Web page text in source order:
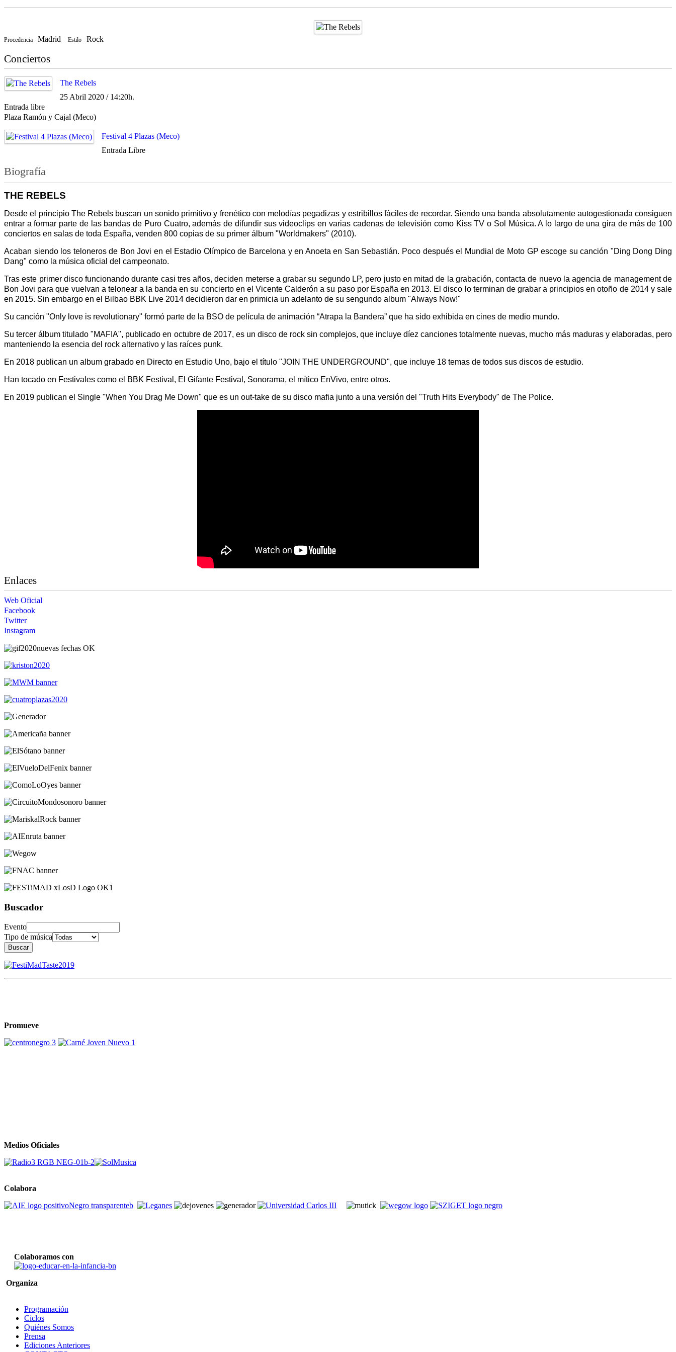
Procedencia Madrid Estilo Rock
Conciertos
The Rebels
25 Abril 2020 / 14:20h.
Entrada libre
Plaza Ramón y Cajal (Meco)
Festival 4 Plazas (Meco)
Entrada Libre
Biografía
THE REBELS
Desde el principio The Rebels buscan un sonido primitivo y frenético con melodías pegadizas y estribillos fáciles de recordar. Siendo una banda absolutamente autogestionada consiguen
entrar a formar parte de las bandas de Puro Cuatro, además de difundir sus videoclips en varias cadenas de televisión como Kiss TV o Sol Música. A lo largo de una gira de más de 100
conciertos en salas de toda España, venden 800 copias de su primer álbum "Worldmakers" (2010).
Acaban siendo los teloneros de Bon Jovi en el Estadio Olímpico de Barcelona y en Anoeta en San Sebastián. Poco después el Mundial de Moto GP escoge su canción "Ding Dong Ding
Dang" como la música oficial del campeonato.
Tras este primer disco funcionando durante casi tres años, deciden meterse a grabar su segundo LP, pero justo en mitad de la grabación, contacta de nuevo la agencia de management de
Bon Jovi para que vuelvan a telonear a la banda en su concierto en el Vicente Calderón a su paso por España en 2013. El disco lo terminan de grabar a principios en otoño de 2014 y sale
en 2015. Sin embargo en el Bilbao BBK Live 2014 decidieron dar en primicia un adelanto de su sengundo album "Always Now!"
Su canción "Only love is revolutionary" formó parte de la BSO de película de animación “Atrapa la Bandera” que ha sido exhibida en cines de medio mundo.
Su tercer álbum titulado "MAFIA", publicado en octubre de 2017, es un disco de rock sin complejos, que incluye díez canciones totalmente nuevas, mucho más maduras y elaboradas, pero
manteniendo la esencia del rock alternativo y las raíces punk.
En 2018 publican un album grabado en Directo en Estudio Uno, bajo el título "JOIN THE UNDERGROUND", que incluye 18 temas de todos sus discos de estudio.
Han tocado en Festivales como el BBK Festival, El Gifante Festival, Sonorama, el mítico EnVivo, entre otros.
En 2019 publican el Single "When You Drag Me Down" que es un out-take de su disco mafia junto a una versión del "Truth Hits Everybody" de The Police.
Enlaces
Web Oficial
Facebook
Twitter
Instagram
Buscador
Evento
Tipo de música
Buscar
Promueve
Medios Oficiales
Colabora
Colaboramos con
Organiza
Programación
Ciclos
Quiénes Somos
Prensa
Ediciones Anteriores